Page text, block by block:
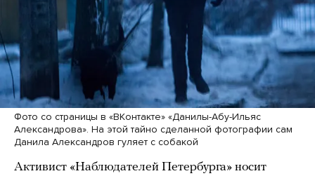
Фото со страницы в «ВКонтакте» «Данилы-Абу-Ильяс
Александрова». На этой тайно сделанной фотографии сам
Данила Александров гуляет с собакой
Активист «Наблюдателей Петербурга» носит